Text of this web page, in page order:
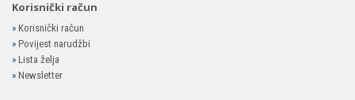
Korisnički račun
» Korisnički račun
» Povijest narudžbi
» Lista želja
» Newsletter